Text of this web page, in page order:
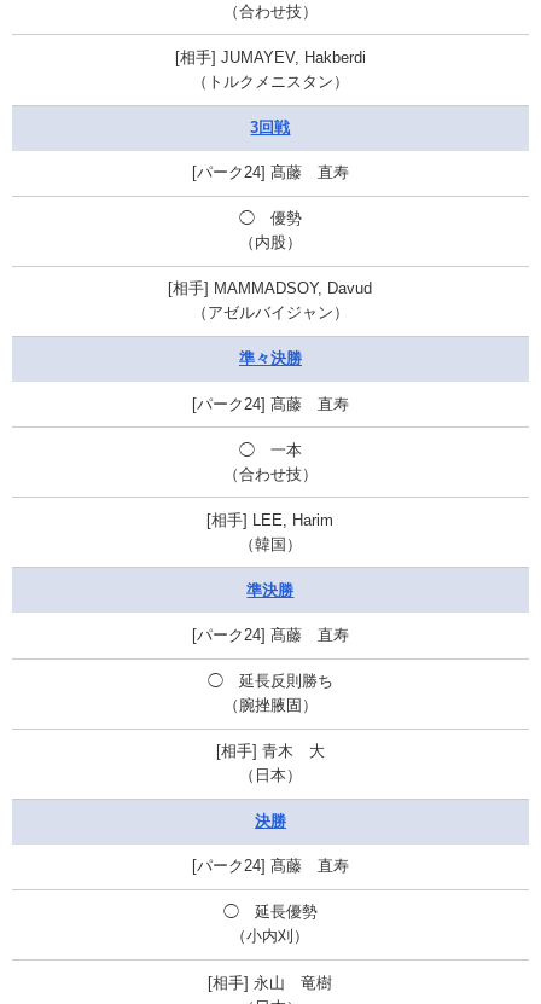
（合わせ技）
JUMAYEV, Hakberdi
（トルクメニスタン）
3回戦
髙藤 直寿
◯ 優勢
（内股）
MAMMADSOY, Davud
（アゼルバイジャン）
準々決勝
髙藤 直寿
◯ 一本
（合わせ技）
LEE, Harim
（韓国）
準決勝
髙藤 直寿
◯ 延長反則勝ち
（腕挫腋固）
青木 大
（日本）
決勝
髙藤 直寿
◯ 延長優勢
（小内刈）
永山 竜樹